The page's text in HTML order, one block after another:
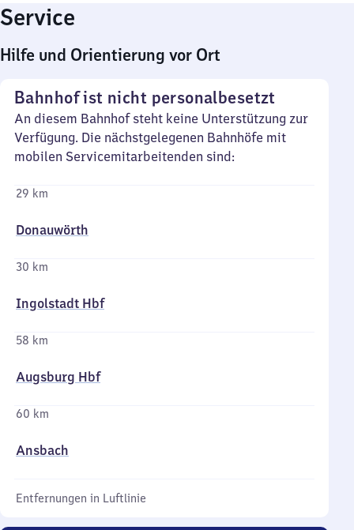
Service
Hilfe und Orientierung vor Ort
Bahnhof ist nicht personalbesetzt
An diesem Bahnhof steht keine Unterstützung zur
Verfügung. Die nächstgelegenen Bahnhöfe mit
mobilen Servicemitarbeitenden sind:
29 km
Donauwörth
30 km
Ingolstadt Hbf
58 km
Augsburg Hbf
60 km
Ansbach
Entfernungen in Luftlinie